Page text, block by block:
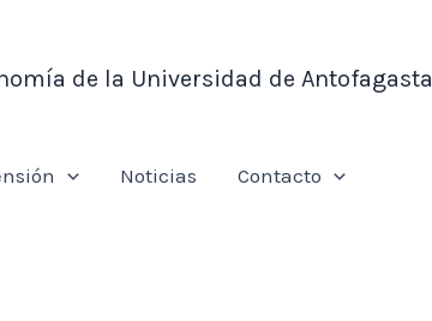
de la Universidad de Antofagasta
Noticias Contacto